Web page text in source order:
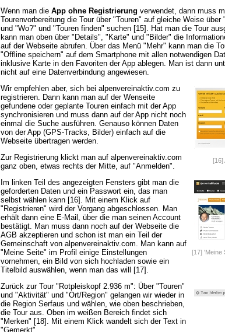
Wenn man die App ohne Registrierung verwendet, dann muss
Tourenvorbereitung die Tour über "Touren" auf gleiche Weise über
und "Wo?" und "Touren finden" suchen [15]. Hat man die Tour
kann man oben über "Details", "Karte" und "Bilder" die
auf der Webseite abrufen. Über das Menü "Mehr" kann man die
"Offline speichern" auf dem Smartphone mit allen notwendigen
inklusive Karte in den Favoriten der App ablegen. Man ist dann
nicht auf eine Datenverbindung angewiesen.
[16]
Wir empfehlen aber, sich bei alpenvereinaktiv.com zu
registrieren. Dann kann man auf der Wenseite
gefundene oder geplante Touren einfach mit der App
synchronisieren und muss dann auf der App nicht noch
einmal die Suche ausführen. Genauso können Daten
von der App (GPS-Tracks, Bilder) einfach auf die
Webseite übertragen werden.
Zur Registrierung klickt man auf alpenvereinaktiv.com
ganz oben, etwas rechts der Mitte, auf "Anmelden".
[17] 'Meine
Im linken Teil des angezeigten Fensters gibt man die
geforderten Daten und ein Passwort ein, das man
selbst wählen kann [16]. Mit einem Klick auf
"Registrieren" wird der Vorgang abgeschlossen. Man
erhält dann eine E-Mail, über die man seinen Account
bestätigt. Man muss dann noch auf der Webseite die
AGB akzeptieren und schon ist man ein Teil der
Gemeinschaft von alpenvereinaktiv.com. Man kann auf
"Meine Seite" im Profil einige Einstellungen
vornehmen, ein Bild von sich hochladen sowie ein
Titelbild auswählen, wenn man das will [17].
Zurück zur Tour "Rotpleiskopf 2.936 m": Über "Touren"
und "Aktivität" und "Ort/Region" gelangen wir wieder in
die Region Serfaus und wählen, wie oben beschrieben,
die Tour aus. Oben im weißen Bereich findet sich
"Merken" [18]. Mit einem Klick wandelt sich der Text in
"Gemerkt".